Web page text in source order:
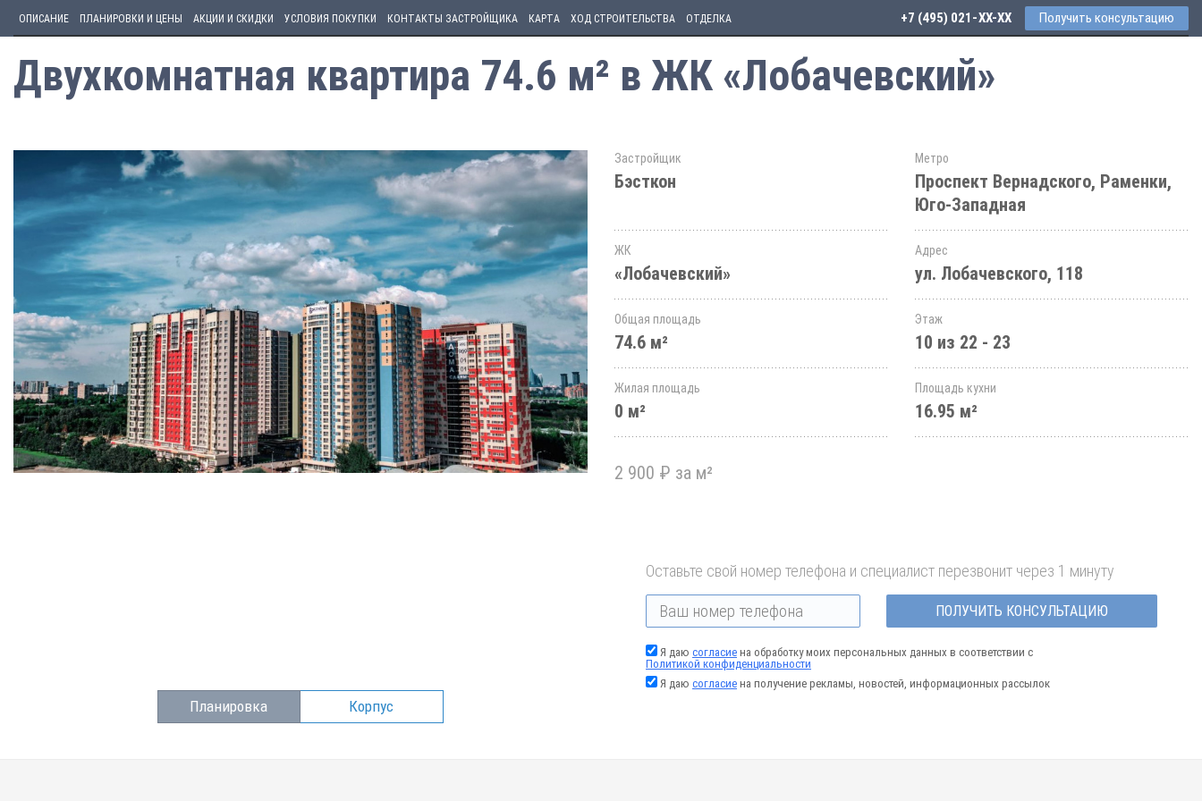
ОПИСАНИЕ ПЛАНИРОВКИ И ЦЕНЫ АКЦИИ И СКИДКИ УСЛОВИЯ ПОКУПКИ КОНТАКТЫ ЗАСТРОЙЩИКА КАРТА ХОД СТРОИТЕЛЬСТВА ОТДЕЛКА +7 (495) 021-41-76 Получить консультацию
Двухкомнатная квартира 74.6 м² в ЖК «Лобачевский»
Планировка Корпус
Застройщик
Бэсткон
Метро
Проспект Вернадского, Раменки,
Юго-Западная
ЖК
«Лобачевский»
Адрес
ул. Лобачевского, 118
Общая площадь
74.6 м²
Этаж
10 из 22 - 23
Жилая площадь
0 м²
Площадь кухни
16.95 м²
2 900 ₽ за м²
Оставьте свой номер телефона и специалист перезвонит через 1 минуту
ПОЛУЧИТЬ КОНСУЛЬТАЦИЮ
Я даю согласие на обработку моих персональных данных в соответствии с
Политикой конфиденциальности
Я даю согласие на получение рекламы, новостей, информационных рассылок